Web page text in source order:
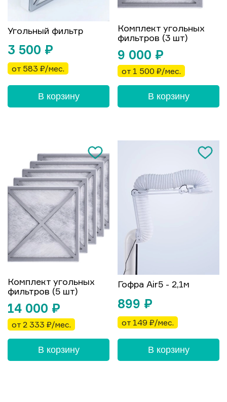
Угольный фильтр
3 500 ₽
от 583 ₽/мес.
В корзину
Комплект угольных
фильтров (3 шт)
9 000 ₽
от 1 500 ₽/мес.
В корзину
Комплект угольных
фильтров (5 шт)
14 000 ₽
от 2 333 ₽/мес.
В корзину
Гофра Air5 - 2,1м
899 ₽
от 149 ₽/мес.
В корзину